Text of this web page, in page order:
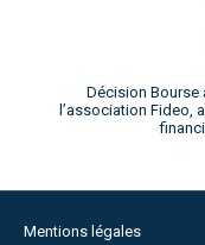
Décision Bourse
l’association Fideo,
Mentions légales